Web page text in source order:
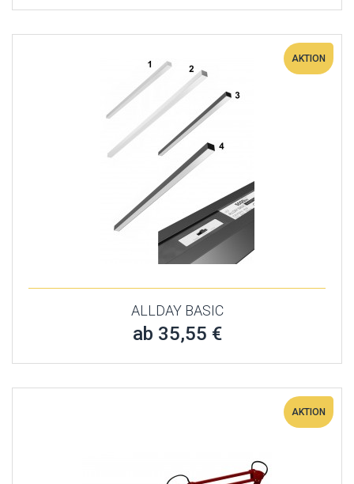
AKTION
ALLDAY BASIC
ab 35,55 €
AKTION